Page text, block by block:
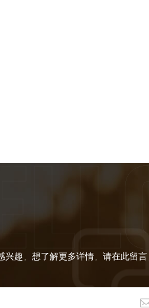
趣，想了解更多详情，请在此留言，